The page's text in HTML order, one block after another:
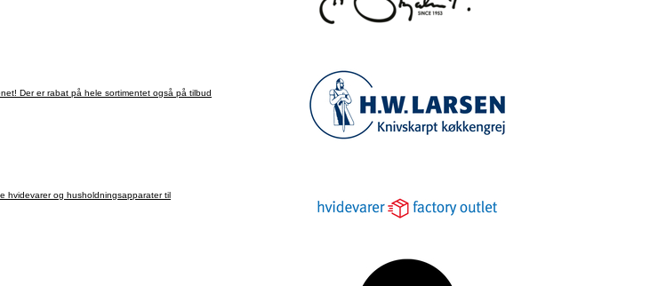
Der er rabat på hele sortimentet også på tilbud
hvidevarer og husholdningsapparater til